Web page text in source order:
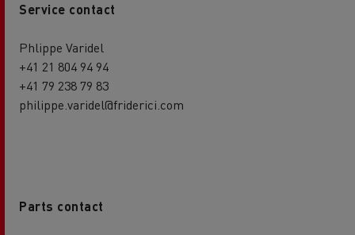
Service contact
Phlippe Varidel
+41 21 804 94 94
+41 79 238 79 83
philippe.varidel@friderici.com
Parts contact